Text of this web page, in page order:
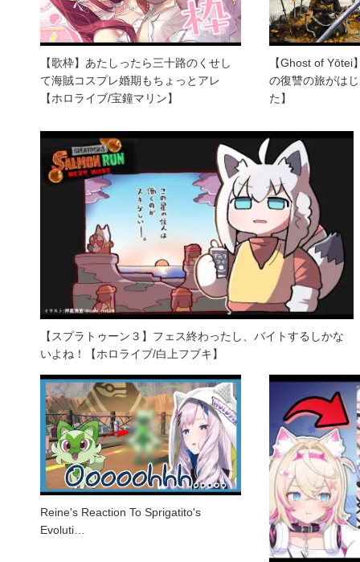
【歌枠】あたしったら三十路のくせし
て海賊コスプレ婚期もちょっとアレ
【ホロライブ/宝鐘マリン】
【Ghost of Yōtei
の復讐の旅がは
た】
【スプラトゥーン３】フェス終わったし、バイトするしかな
いよね！【ホロライブ/白上フブキ】
Reine's Reaction To Sprigatito's
Evoluti…